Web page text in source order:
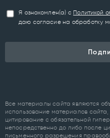
Я ознакомлен(а) с Политикой
даю согласие на обработку
Все материалы сайта являются
использование материалов
цитирование с обязательной
непосредственно до либо после
письменного разрешения